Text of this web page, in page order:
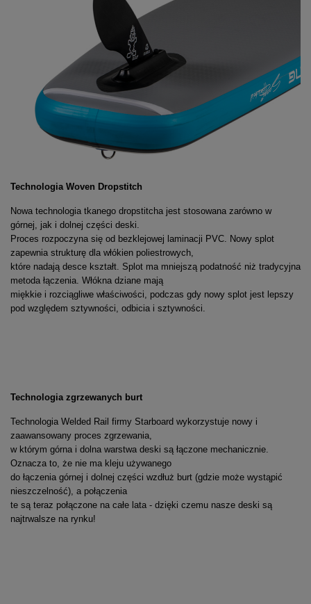
Technologia Woven Dropstitch
Nowa technologia tkanego dropstitcha jest stosowana zarówno w
górnej, jak i dolnej części deski.
Proces rozpoczyna się od bezklejowej laminacji PVC. Nowy splot
zapewnia strukturę dla włókien poliestrowych,
które nadają desce kształt. Splot ma mniejszą podatność niż tradycyjna
metoda łączenia. Włókna dziane mają
miękkie i rozciągliwe właściwości, podczas gdy nowy splot jest lepszy
pod względem sztywności, odbicia i sztywności.
Technologia zgrzewanych burt
Technologia Welded Rail firmy Starboard wykorzystuje nowy i
zaawansowany proces zgrzewania,
w którym górna i dolna warstwa deski są łączone mechanicznie.
Oznacza to, że nie ma kleju używanego
do łączenia górnej i dolnej części wzdłuż burt (gdzie może wystąpić
nieszczelność), a połączenia
te są teraz połączone na całe lata - dzięki czemu nasze deski są
najtrwalsze na rynku!